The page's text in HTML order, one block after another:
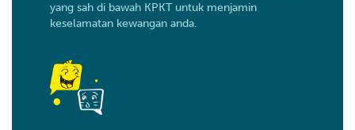
yang sah di bawah KPKT untuk menjamin
keselamatan kewangan anda.